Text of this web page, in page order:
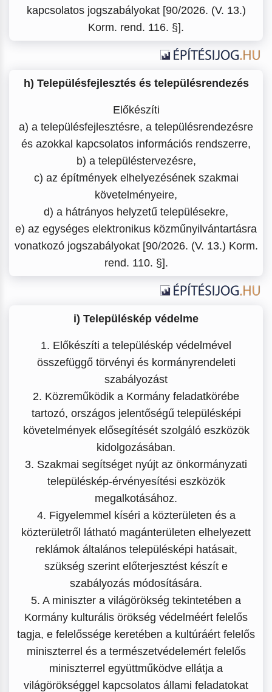
kapcsolatos jogszabályokat [90/2026. (V. 13.)
Korm. rend. 116. §].
h) Településfejlesztés és településrendezés
Előkészíti
a) a településfejlesztésre, a településrendezésre
és azokkal kapcsolatos információs rendszerre,
b) a településtervezésre,
c) az építmények elhelyezésének szakmai
követelményeire,
d) a hátrányos helyzetű településekre,
e) az egységes elektronikus közműnyilvántartásra
vonatkozó jogszabályokat [90/2026. (V. 13.) Korm.
rend. 110. §].
i) Településkép védelme
1. Előkészíti a településkép védelmével
összefüggő törvényi és kormányrendeleti
szabályozást
2. Közreműködik a Kormány feladatkörébe
tartozó, országos jelentőségű településképi
követelmények elősegítését szolgáló eszközök
kidolgozásában.
3. Szakmai segítséget nyújt az önkormányzati
településkép-érvényesítési eszközök
megalkotásához.
4. Figyelemmel kíséri a közterületen és a
közterületről látható magánterületen elhelyezett
reklámok általános településképi hatásait,
szükség szerint előterjesztést készít e
szabályozás módosítására.
5. A miniszter a világörökség tekintetében a
Kormány kulturális örökség védelméért felelős
tagja, e felelőssége keretében a kultúráért felelős
miniszterrel és a természetvédelemért felelős
miniszterrel együttműködve ellátja a
világörökséggel kapcsolatos állami feladatokat